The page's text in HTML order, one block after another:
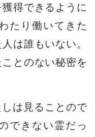
得できるように
たり働いてきた
は誰もいない。
とのない秘密を
は見ることので
できない霊だっ